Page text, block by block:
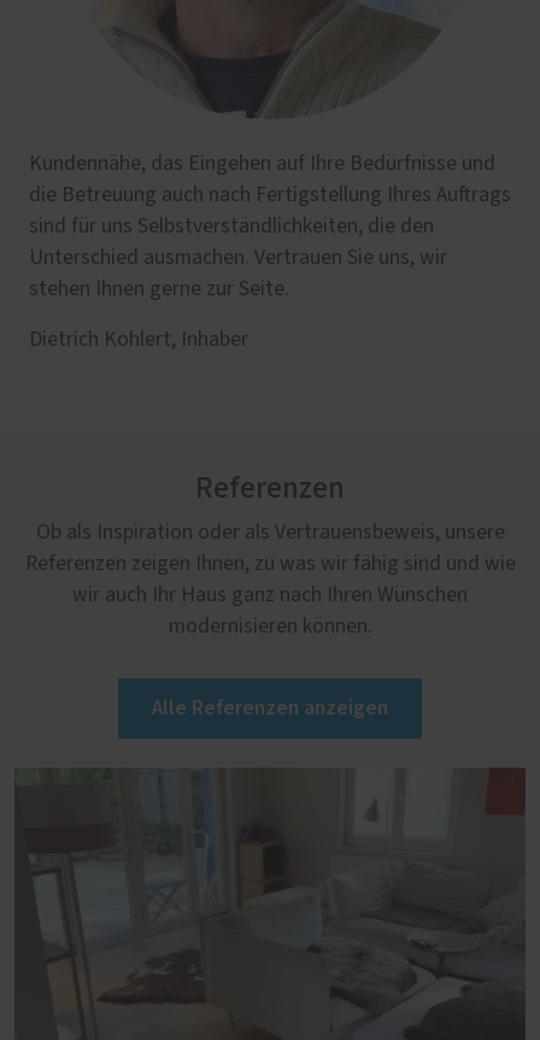
Kundennähe, das Eingehen auf Ihre Bedürfnisse und
die Betreuung auch nach Fertigstellung Ihres Auftrags
sind für uns Selbstverständlichkeiten, die den
Unterschied ausmachen. Vertrauen Sie uns, wir
stehen Ihnen gerne zur Seite.
Dietrich Kohlert, Inhaber
Referenzen
Ob als Inspiration oder als Vertrauensbeweis, unsere
Referenzen zeigen Ihnen, zu was wir fähig sind und wie
wir auch Ihr Haus ganz nach Ihren Wünschen
modernisieren können.
Alle Referenzen anzeigen